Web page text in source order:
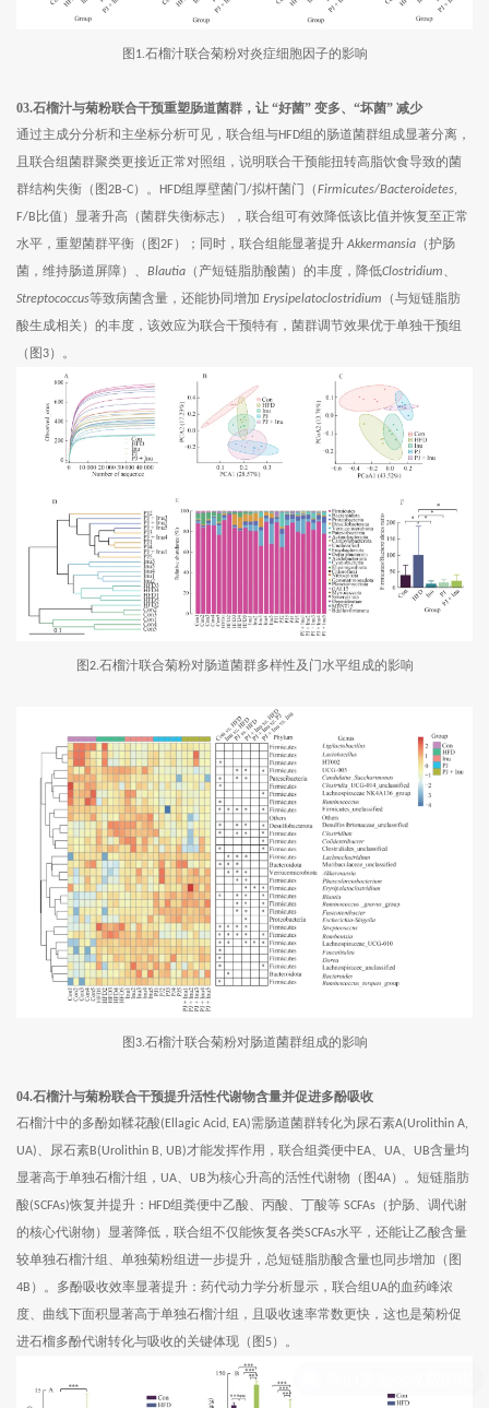
图 1.石榴汁联合菊粉对炎症细胞因子的影响
03.石榴汁与菊粉联合干预重塑肠道菌群，让 “好菌” 变多、“坏菌” 减少
通过主成分分析和主坐标分析可见，联合组与HFD组的肠道菌群组成显著分离，
且联合组菌群聚类更接近正常对照组，说明联合干预能扭转高脂饮食导致的菌
群结构失衡（图2B-C）。 HFD组厚壁菌门/拟杆菌门（Firmicutes/Bacteroidetes,
F/B 比值）显著升高（菌群失衡标志），联合组可有效降低该比值并恢复至正常
水平，重塑菌群平衡（图2F ）；同时，联合组能显著提升 Akkermansia （护肠
菌，维持肠道屏障）、 Blautia （产短链脂肪酸菌）的丰度，降低Clostridium、
Streptococcus等致病菌含量，还能协同增加 Erysipelatoclostridium
（与短链脂肪
酸生成相关）的丰度，该效应为联合干预特有，菌群调节效果优于单独干预组
（图3）。
图2.石榴汁联合菊粉对肠道菌群多样性及门水平组成的影响
图3.石榴汁联合菊粉对肠道菌群组成的影响
04.石榴汁与菊粉联合干预提升活性代谢物含量并促进多酚吸收
石榴汁中的多酚如鞣花酸(Ellagic Acid, EA)需肠道菌群转化为尿石素A(Urolithin A,
UA) 、尿石素B(Urolithin B, UB)才能发挥作用，联合组粪便中 EA UA UB含量均
显著高于单独石榴汁组， UA UB为核心升高的活性代谢物（图4A）。短链脂肪
酸(SCFAs)恢复并提升： HFD组粪便中乙酸、丙酸、丁酸等 SCFAs （护肠、调代谢
的核心代谢物）显著降低，联合组不仅能恢复各类SCFAs水平，还能让乙酸含量
较单独石榴汁组、单独菊粉组进一步提升，总短链脂肪酸含量也同步增加（图
4B ）。多酚吸收效率显著提升：药代动力学分析显示，联合组UA的血药峰浓
度、曲线下面积显著高于单独石榴汁组，且吸收速率常数更快，这也是菊粉促
进石榴多酚代谢转化与吸收的关键体现（图5）。